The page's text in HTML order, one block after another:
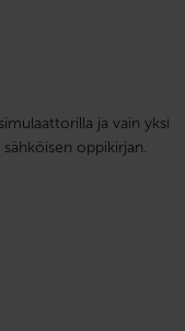
ja vain yksi
oppikirjan.